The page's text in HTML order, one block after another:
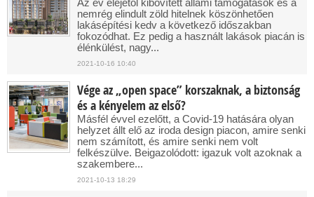
Az év elejétől kibővített állami támogatások és a
nemrég elindult zöld hitelnek köszönhetően
lakásépítési kedv a következő időszakban
fokozódhat. Ez pedig a használt lakások piacán is
élénkülést, nagy...
2021-10-16 10:40
Vége az „open space” korszaknak, a biztonság
és a kényelem az első?
Másfél évvel ezelőtt, a Covid-19 hatására olyan
helyzet állt elő az iroda design piacon, amire senki
nem számított, és amire senki nem volt
felkészülve. Beigazolódott: igazuk volt azoknak a
szakembere...
2021-10-13 18:29